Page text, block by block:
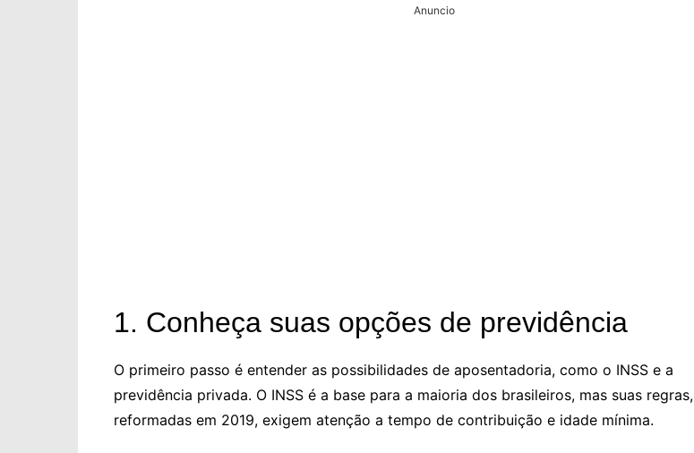
Anuncio
1. Conheça suas opções de previdência
O primeiro passo é entender as possibilidades de aposentadoria, como o INSS e a
previdência privada. O INSS é a base para a maioria dos brasileiros, mas suas regras,
reformadas em 2019, exigem atenção a tempo de contribuição e idade mínima.